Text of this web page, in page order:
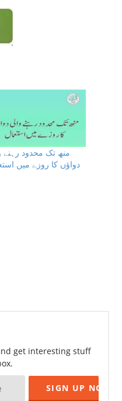
منھ تک محدود رہنے
دواؤں كا روزے ميں
get interesting stuff